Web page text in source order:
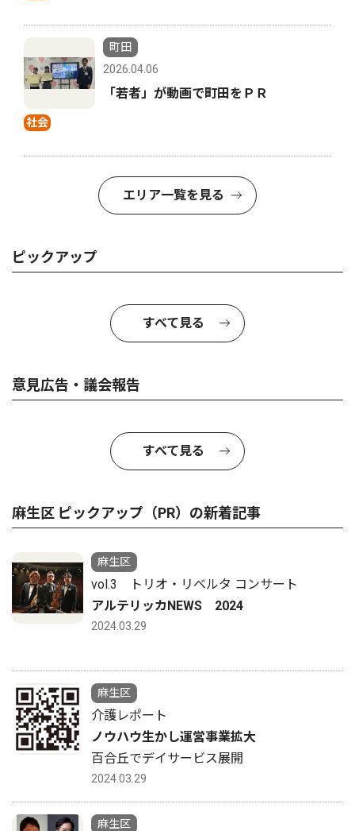
社会
町田
2026.04.06
「若者」が動画で町田をＰＲ
エリア一覧を見る
ピックアップ
すべて見る
意見広告・議会報告
すべて見る
麻生区 ピックアップ（PR）の新着記事
麻生区
vol.3 トリオ・リベルタ コンサート
アルテリッカNEWS 2024
2024.03.29
麻生区
介護レポート
ノウハウ生かし運営事業拡大
百合丘でデイサービス展開
2024.03.29
麻生区